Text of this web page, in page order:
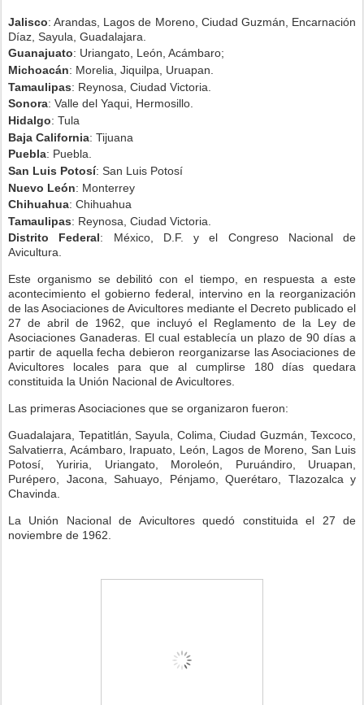
Jalisco: Arandas, Lagos de Moreno, Ciudad Guzmán, Encarnación
Díaz, Sayula, Guadalajara.
Guanajuato: Uriangato, León, Acámbaro;
Michoacán: Morelia, Jiquilpa, Uruapan.
Tamaulipas: Reynosa, Ciudad Victoria.
Sonora: Valle del Yaqui, Hermosillo.
Hidalgo: Tula
Baja California: Tijuana
Puebla: Puebla.
San Luis Potosí: San Luis Potosí
Nuevo León: Monterrey
Chihuahua: Chihuahua
Tamaulipas: Reynosa, Ciudad Victoria.
Distrito Federal: México, D.F. y el Congreso Nacional de
Avicultura.
Este organismo se debilitó con el tiempo, en respuesta a este
acontecimiento el gobierno federal, intervino en la reorganización
de las Asociaciones de Avicultores mediante el Decreto publicado el
27 de abril de 1962, que incluyó el Reglamento de la Ley de
Asociaciones Ganaderas. El cual establecía un plazo de 90 días a
partir de aquella fecha debieron reorganizarse las Asociaciones de
Avicultores locales para que al cumplirse 180 días quedara
constituida la Unión Nacional de Avicultores.
Las primeras Asociaciones que se organizaron fueron:
Guadalajara, Tepatitlán, Sayula, Colima, Ciudad Guzmán, Texcoco,
Salvatierra, Acámbaro, Irapuato, León, Lagos de Moreno, San Luis
Potosí, Yuriria, Uriangato, Moroleón, Puruándiro, Uruapan,
Purépero, Jacona, Sahuayo, Pénjamo, Querétaro, Tlazozalca y
Chavinda.
La Unión Nacional de Avicultores quedó constituida el 27 de
noviembre de 1962.